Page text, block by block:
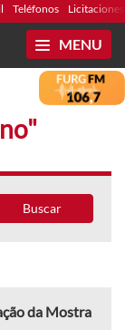
Teléfonos Licitaciones
MENU
Buscar
da Mostra